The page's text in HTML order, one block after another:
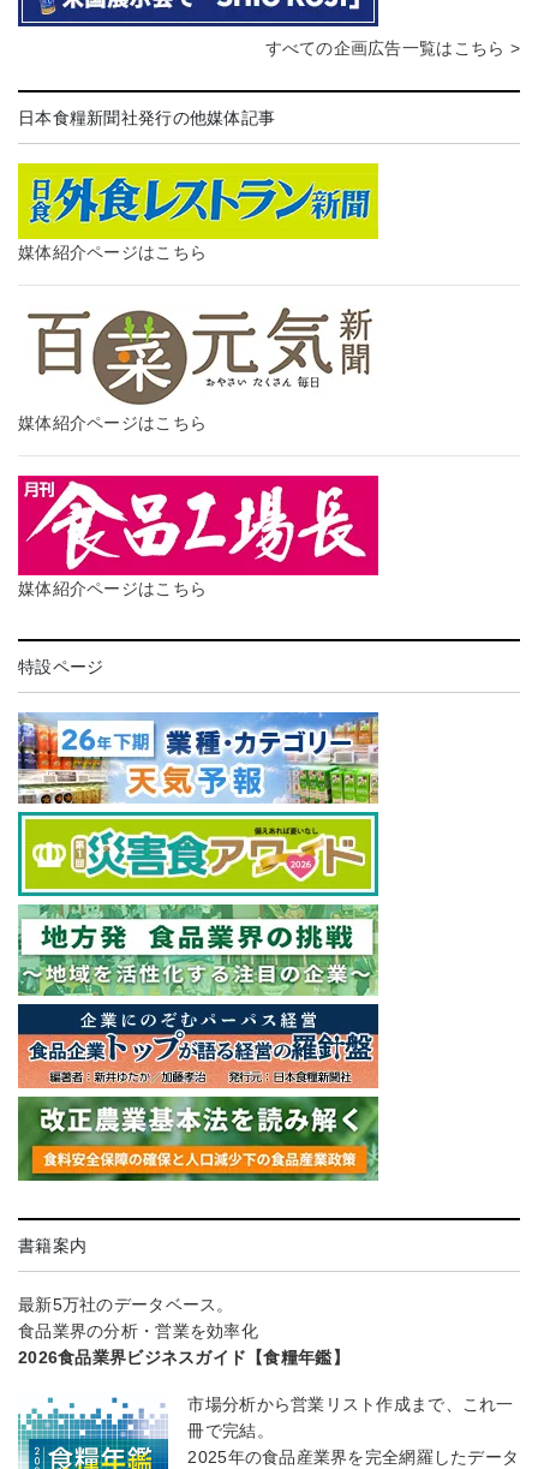
すべての企画広告一覧はこちら >
日本食糧新聞社発行の他媒体記事
媒体紹介ページはこちら
媒体紹介ページはこちら
媒体紹介ページはこちら
特設ページ
書籍案内
最新5万社のデータベース。
食品業界の分析・営業を効率化
2026食品業界ビジネスガイド【食糧年鑑】
市場分析から営業リスト作成まで、これ一
冊で完結。
2025年の食品産業界を完全網羅したデータ